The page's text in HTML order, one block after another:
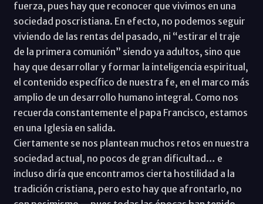
fuerza, pues hay que reconocer que vivimos en una
sociedad poscristiana. En efecto, no podemos seguir
viviendo de las rentas del pasado, ni “estirar el traje
de la primera comunión” siendo ya adultos, sino que
hay que desarrollar y formar la inteligencia espiritual,
el contenido específico de nuestra fe, en el marco más
amplio de un desarrollo humano integral. Como nos
recuerda constantemente el papa Francisco, estamos
en una Iglesia en salida.
Ciertamente se nos plantean muchos retos en nuestra
sociedad actual, no pocos de gran dificultad… e
incluso diría que encontramos cierta hostilidad a la
tradición cristiana, pero esto hay que afrontarlo, no